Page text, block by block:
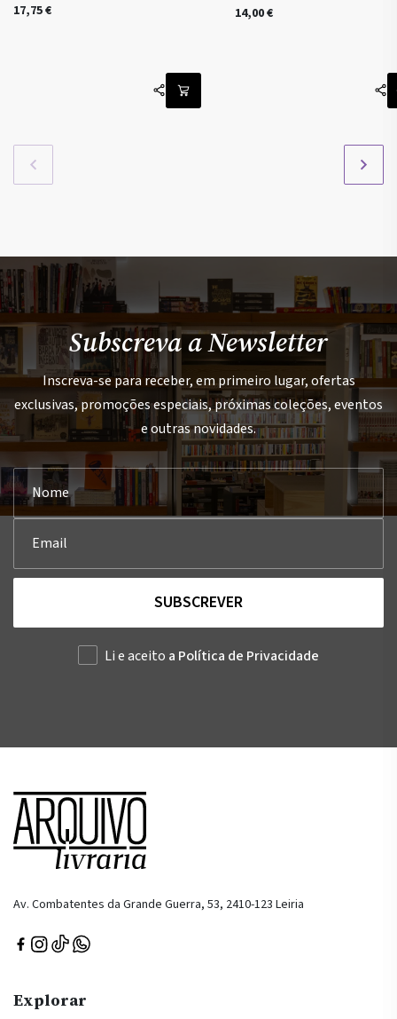
17,75€ 14,00€
Subscreva a Newsletter
Inscreva-se para receber, em primeiro lugar, ofertas
exclusivas, promoções especiais, próximas coleções, eventos
e outras novidades.
SUBSCREVER
Li e aceito a Política de Privacidade
Av. Combatentes da Grande Guerra, 53, 2410-123 Leiria
Explorar